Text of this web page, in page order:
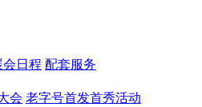
会日程 配套服务
会 老字号首发首秀活动